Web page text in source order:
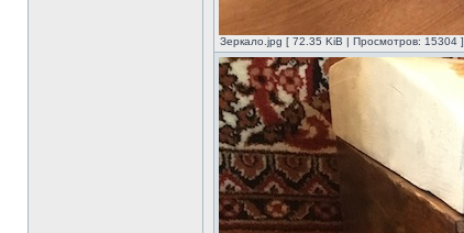
Зеркало.jpg [ 72.35 KiB | Просмотров: 15304 ]